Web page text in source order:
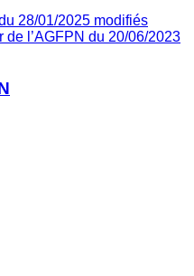
28/01/2025 modifiés
de l’AGFPN du 20/06/2023